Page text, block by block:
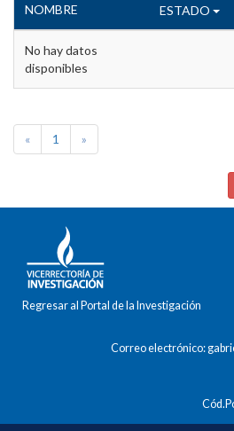
NOMBRE ESTADO
No hay datos
disponibles
« 1 »
Regresar al Portal de la Investigación
Correo electrónico: